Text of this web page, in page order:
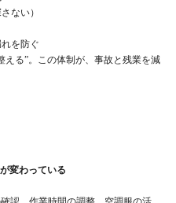
ない）
を防ぐ
える”。この体制が、事故と残業を減
変わっている